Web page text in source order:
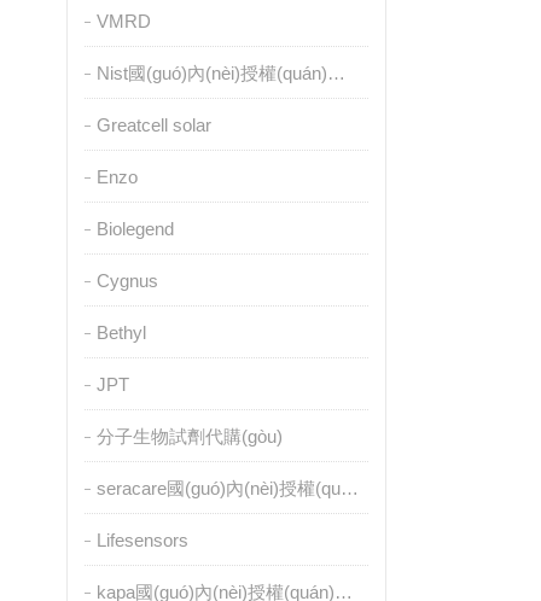
VMRD
Nist國(guó)內(nèi)授權(quán)代理
Greatcell solar
Enzo
Biolegend
Cygnus
Bethyl
JPT
分子生物試劑代購(gòu)
seracare國(guó)內(nèi)授權(quán)代理
Lifesensors
kapa國(guó)內(nèi)授權(quán)代理